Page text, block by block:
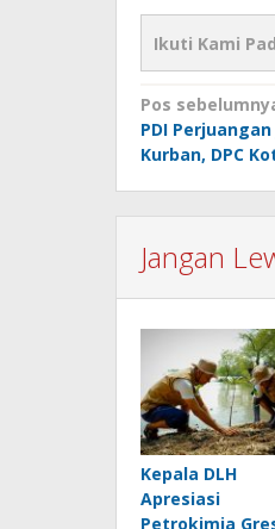
Ikuti Kami
Navigasi
pos
Pos
PDI
Kurban, DPC
Jangan
Kepala DLH
Apresiasi
Petrokimia